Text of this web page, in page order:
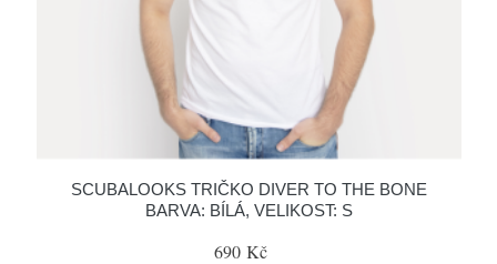
SCUBALOOKS TRIČKO DIVER TO THE BONE
BARVA: BÍLÁ, VELIKOST: S
690 Kč